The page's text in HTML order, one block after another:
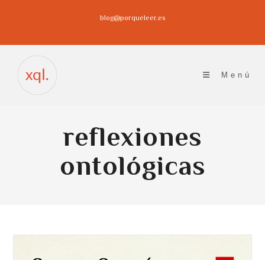
blog@porqueleer.es
Menú
reflexiones
ontológicas